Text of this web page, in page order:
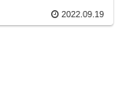
2022.09.19